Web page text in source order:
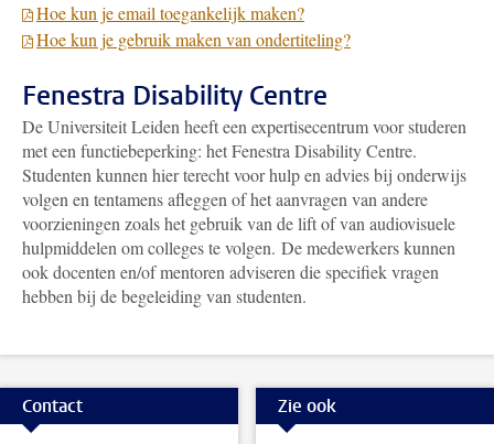
Hoe kun je email toegankelijk maken?
Hoe kun je gebruik maken van ondertiteling?
Fenestra Disability Centre
De Universiteit Leiden heeft een expertisecentrum voor studeren
met een functiebeperking: het Fenestra Disability Centre.
Studenten kunnen hier terecht voor hulp en advies bij onderwijs
volgen en tentamens afleggen of het aanvragen van andere
voorzieningen zoals het gebruik van de lift of van audiovisuele
hulpmiddelen om colleges te volgen. De medewerkers kunnen
ook docenten en/of mentoren adviseren die specifiek vragen
hebben bij de begeleiding van studenten.
Contact Zie ook